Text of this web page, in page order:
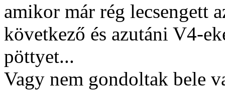
amikor már rég lecsengett
következő és azutáni V4-
pöttyet...
Vagy nem gondoltak bele